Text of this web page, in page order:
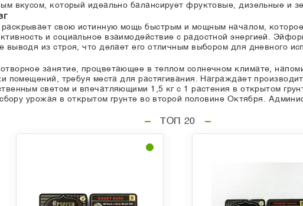
вкусом, который идеально балансирует фруктовые, дизельные и
свою истинную мощь быстрым и мощным началом,
и социальное взаимодействие с радостной энергией.
из строя, что делает его отличным выбором для дневного
занятие, процветающее в теплом солнечном климате,
помещений, требуя места для растягивания. Награждает
светом и впечатляющими 1,5 кг с 1 растения в открытом
урожая в открытом грунте во второй половине Октября.
ТОП 20